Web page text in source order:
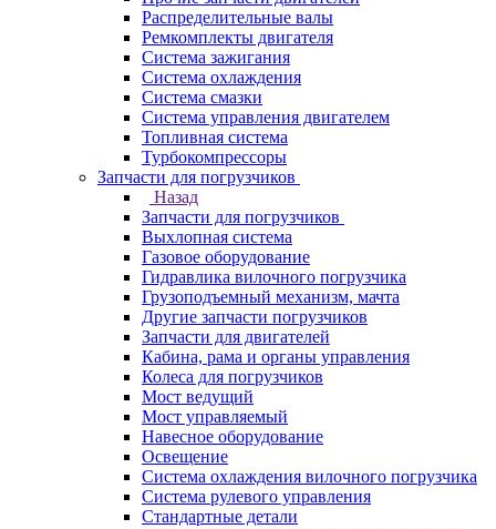
Распределительные валы
Ремкомплекты двигателя
Система зажигания
Система охлаждения
Система смазки
Система управления двигателем
Топливная система
Турбокомпрессоры
Запчасти для погрузчиков
Назад
Запчасти для погрузчиков
Выхлопная система
Газовое оборудование
Гидравлика вилочного погрузчика
Грузоподъемный механизм, мачта
Другие запчасти погрузчиков
Запчасти для двигателей
Кабина, рама и органы управления
Колеса для погрузчиков
Мост ведущий
Мост управляемый
Навесное оборудование
Освещение
Система охлаждения вилочного погрузчика
Система рулевого управления
Стандартные детали